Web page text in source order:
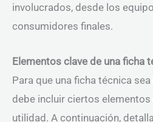
involucrados, desde los
consumidores finales.
Elementos clave de una ficha
Para que una ficha técnica
debe incluir ciertos
utilidad. A continuación,